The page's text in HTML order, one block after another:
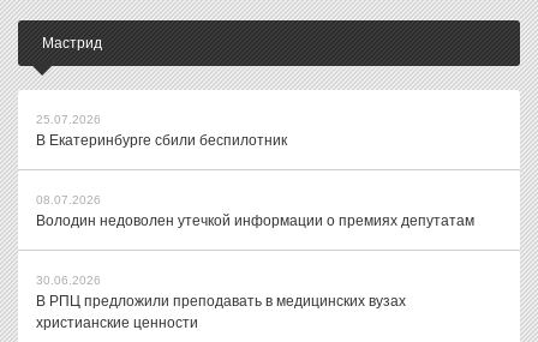
Мастрид
25.07.2026
В Екатеринбурге сбили беспилотник
08.07.2026
Володин недоволен утечкой информации о премиях депутатам
30.06.2026
В РПЦ предложили преподавать в медицинских вузах
христианские ценности